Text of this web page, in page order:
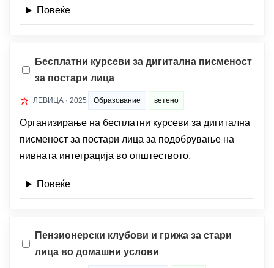
Повеќе
Бесплатни курсеви за дигитална писменост
за постари лица
ЛЕВИЦА · 2025 Образование ветено
Организирање на бесплатни курсеви за дигитална
писменост за постари лица за подобрување на
нивната интеграција во општеството.
Повеќе
Пензионерски клубови и грижа за стари
лица во домашни услови